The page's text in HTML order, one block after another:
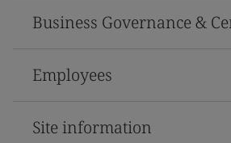
Business Governance &
Employees
Site information